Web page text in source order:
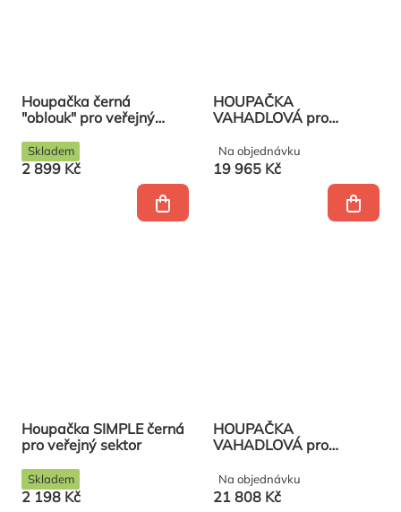
Houpačka černá
"oblouk" pro veřejný
2 899 Kč
Skladem
HOUPAČKA
VAHADLOVÁ pro
19 965 Kč
Na objednávku
Houpačka SIMPLE černá
pro veřejný sektor
2 198 Kč
Skladem
HOUPAČKA
VAHADLOVÁ pro
21 808 Kč
Na objednávku